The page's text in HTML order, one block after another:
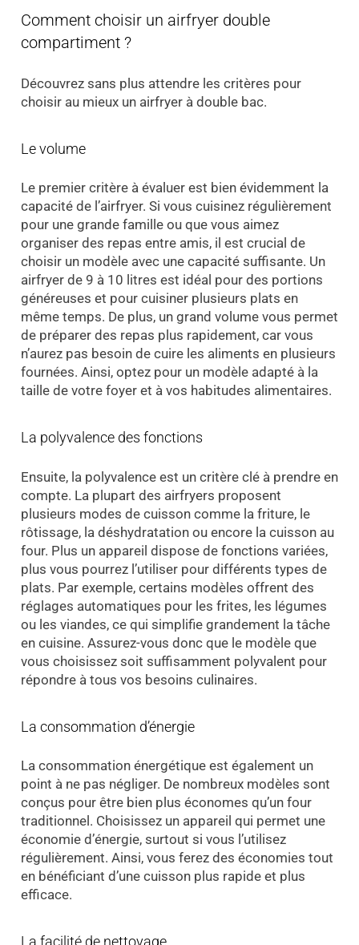
Comment choisir un airfryer double
compartiment ?
Découvrez sans plus attendre les critères pour
choisir au mieux un airfryer à double bac.
Le volume
Le premier critère à évaluer est bien évidemment la
capacité de l’airfryer. Si vous cuisinez régulièrement
pour une grande famille ou que vous aimez
organiser des repas entre amis, il est crucial de
choisir un modèle avec une capacité suffisante. Un
airfryer de 9 à 10 litres est idéal pour des portions
généreuses et pour cuisiner plusieurs plats en
même temps. De plus, un grand volume vous permet
de préparer des repas plus rapidement, car vous
n’aurez pas besoin de cuire les aliments en plusieurs
fournées. Ainsi, optez pour un modèle adapté à la
taille de votre foyer et à vos habitudes alimentaires.
La polyvalence des fonctions
Ensuite, la polyvalence est un critère clé à prendre en
compte. La plupart des airfryers proposent
plusieurs modes de cuisson comme la friture, le
rôtissage, la déshydratation ou encore la cuisson au
four. Plus un appareil dispose de fonctions variées,
plus vous pourrez l’utiliser pour différents types de
plats. Par exemple, certains modèles offrent des
réglages automatiques pour les frites, les légumes
ou les viandes, ce qui simplifie grandement la tâche
en cuisine. Assurez-vous donc que le modèle que
vous choisissez soit suffisamment polyvalent pour
répondre à tous vos besoins culinaires.
La consommation d’énergie
La consommation énergétique est également un
point à ne pas négliger. De nombreux modèles sont
conçus pour être bien plus économes qu’un four
traditionnel. Choisissez un appareil qui permet une
économie d’énergie, surtout si vous l’utilisez
régulièrement. Ainsi, vous ferez des économies tout
en bénéficiant d’une cuisson plus rapide et plus
efficace.
La facilité de nettoyage